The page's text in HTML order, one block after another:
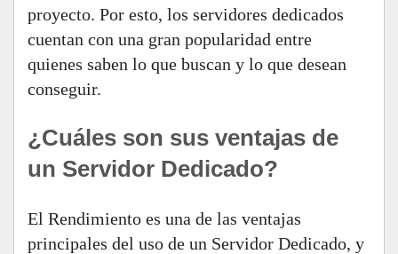
proyecto. Por esto, los servidores dedicados
cuentan con una gran popularidad entre
quienes saben lo que buscan y lo que desean
conseguir.
¿Cuáles son sus ventajas de
un Servidor Dedicado?
El Rendimiento es una de las ventajas
principales del uso de un Servidor Dedicado, y